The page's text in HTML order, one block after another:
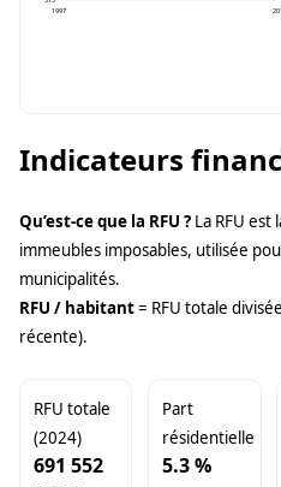
1997
Indicateurs
Qu’est-ce que la RFU ? La RFU
immeubles imposables, utilisée
municipalités.
RFU / habitant= RFU totale
récente).
RFU totale
(2024)
691 552
Part
résidentielle
5.3 %